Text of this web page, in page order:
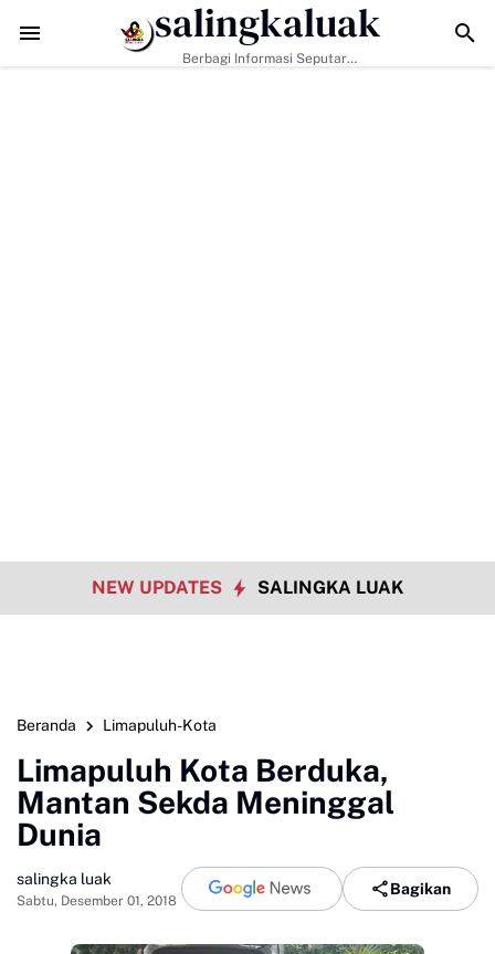
Walikota Sampaikan Dukungan Pemko Payakumbuh Untuk
salingkaluak
Berbagi Informasi Seputar
NEW UPDATES SALINGKA LUAK
Beranda Limapuluh-Kota
Limapuluh Kota Berduka,
Mantan Sekda Meninggal
Dunia
salingka luak
Sabtu, Desember 01, 2018
Bagikan